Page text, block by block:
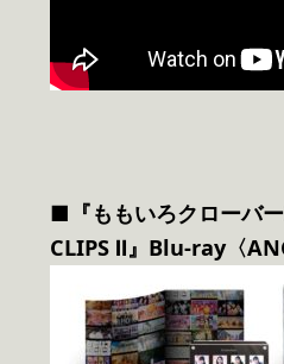
■『ももいろクローバ
CLIPS Ⅱ』Blu-ray〈